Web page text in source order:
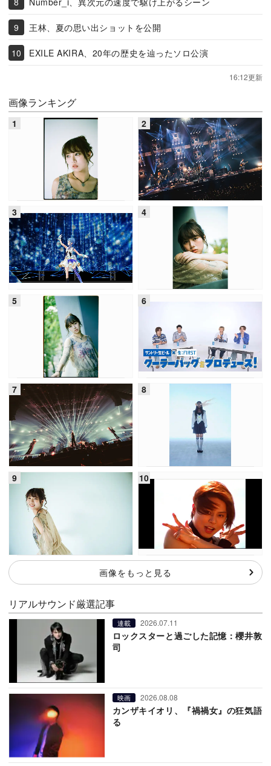
王林、夏の思い出ショットを公開
EXILE AKIRA、20年の歴史を辿ったソロ公演
16:12更新
画像ランキング
画像をもっと見る
リアルサウンド厳選記事
連載 2026.07.11
ロックスターと過ごした記憶：櫻井敦
司
映画 2026.08.08
カンザキイオリ、『禍禍女』の狂気語
る